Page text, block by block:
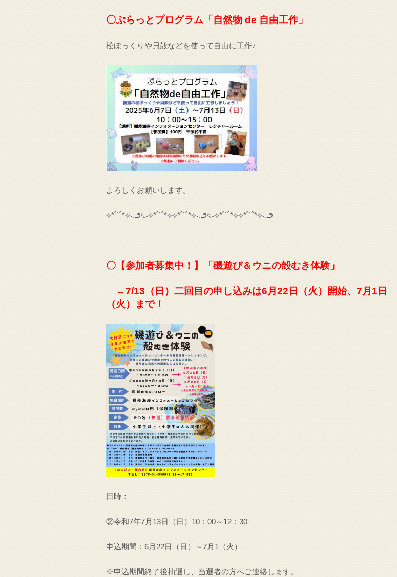
〇ぷらっとプログラム「自然物 de 自由工作」
松ぼっくりや貝殻などを使って自由に工作♪
よろしくお願いします。
⟡*˚`˚*⟡˖.౨ৎ.˖⟡*˚`˚*⟡⟡*˚`˚*⟡˖.౨ৎ.˖⟡*˚`˚*⟡⟡*˚`˚*⟡˖.౨
〇【参加者募集中！】「磯遊び＆ウニの殻むき体験」
→7/13（日）二回目の申し込みは6月22日（火）開始、7月1日
（火）まで！
日時：
②令和7年7月13日（日）10：00～12：30
申込期間：6月22日（日）～7月1（火）
※申込期間終了後抽選し、当選者の方へご連絡します。